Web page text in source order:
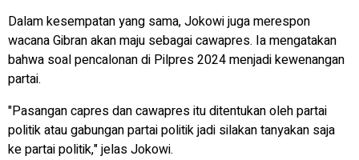
Dalam kesempatan yang sama, Jokowi juga merespon
wacana Gibran akan maju sebagai cawapres. Ia mengatakan
bahwa soal pencalonan di Pilpres 2024 menjadi kewenangan
partai.
"Pasangan capres dan cawapres itu ditentukan oleh partai
politik atau gabungan partai politik jadi silakan tanyakan saja
ke partai politik," jelas Jokowi.